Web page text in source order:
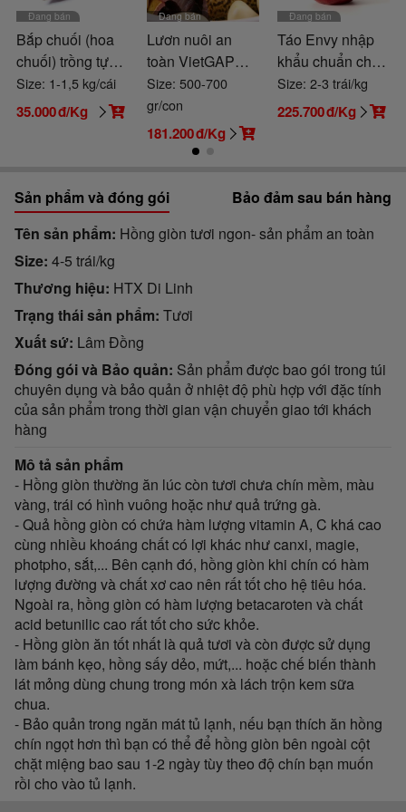
Đang bán
Bắp chuối (hoa
chuối) trồng tự
nhiên
Size: 1-1,5 kg/cái
35.000đ/Kg
Đang bán
Lươn nuôi an
toàn VietGAP
còn sống đánh
bắt
Size: 500-700
gr/con
181.200đ/Kg
Đang bán
Táo Envy nhập
khẩu chuẩn chất
lượng
Size: 2-3 trái/kg
225.700đ/Kg
Sản phẩm và đóng gói
Bảo đảm sau bán hàng
Tên sản phẩm Hồng giòn tươi ngon- sản phẩm an toàn
Size 4-5 trái/kg
Thương hiệu HTX Di Linh
Trạng thái sản phẩm Tươi
Xuất sứ Lâm Đồng
Đóng gói và Bảo quản Sản phẩm được bao gói trong túi
chuyên dụng và bảo quản ở nhiệt độ phù hợp với đặc tính
của sản phẩm trong thời gian vận chuyển giao tới khách
hàng
Mô tả sản phẩm
- Hồng giòn thường ăn lúc còn tươi chưa chín mềm, màu
vàng, trái có hình vuông hoặc như quả trứng gà.
- Quả hồng giòn có chứa hàm lượng vitamin A, C khá cao
cùng nhiều khoáng chất có lợi khác như canxi, magie,
photpho, sắt,... Bên cạnh đó, hồng giòn khi chín có hàm
lượng đường và chất xơ cao nên rất tốt cho hệ tiêu hóa.
Ngoài ra, hồng giòn có hàm lượng betacaroten và chất
acid betunilic cao rất tốt cho sức khỏe.
- Hồng giòn ăn tốt nhất là quả tươi và còn được sử dụng
làm bánh kẹo, hồng sấy dẻo, mứt,... hoặc chế biến thành
lát mỏng dùng chung trong món xà lách trộn kem sữa
chua.
- Bảo quản trong ngăn mát tủ lạnh, nếu bạn thích ăn hồng
chín ngọt hơn thì bạn có thể để hồng giòn bên ngoài cột
chặt miệng bao sau 1-2 ngày tùy theo độ chín bạn muốn
rồi cho vào tủ lạnh.